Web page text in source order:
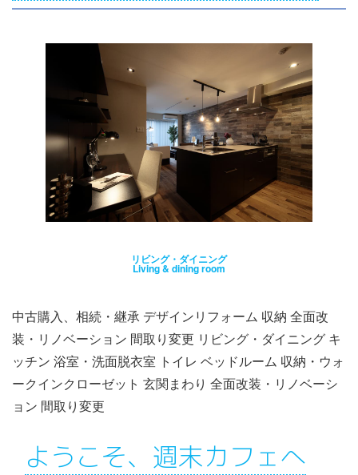
リビング・ダイニング
Living & dining room
中古購入、相続・継承 デザインリフォーム 収納 全面改
装・リノベーション 間取り変更 リビング・ダイニング キ
ッチン 浴室・洗面脱衣室 トイレ ベッドルーム 収納・ウォ
ークインクローゼット 玄関まわり 全面改装・リノベーシ
ョン 間取り変更
ようこそ、週末カフェへ